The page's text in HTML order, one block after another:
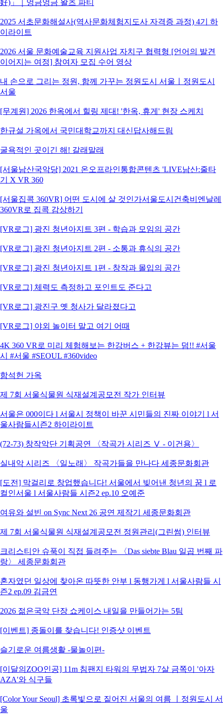
好)」｜엉금엉금 왈츠 파티
2025 서초문화해설사(역사문화체험지도사 자격증 과정) 4기 하
이라이트
2026 서울 문화예술교육 지원사업 자치구 협력형 [언어의 발견
이어지는 여정] 참여자 모집 수어 영상
내 손으로 그리는 정원, 함께 가꾸는 정원도시 서울ㅣ정원도시
서울
[무계원] 2026 한옥에서 힐링 제대! '한옥, 휴게' 현장 스케치
한규설 가옥에서 국민대학교까지 대신답사해드림
굴욕적인 곳이긴 해! 갈래말래
[서울남산국악당] 2021 온오프라인통합콘텐츠 'LIVE남산:줄타
기 X VR 360
[서울집콕 360VR] 어떤 도시에 살 것인가서울도시건축비엔날레
360VR로 집콕 감상하기
[VR로그] 광진 청년아지트 3편 - 학습과 모임의 공간
[VR로그] 광진 청년아지트 2편 - 소통과 휴식의 공간
[VR로그] 광진 청년아지트 1편 - 창작과 몰입의 공간
[VR로그] 체력도 측정하고 포인트도 준다고
[VR로그] 광진구 옛 청사가 달라졌다고
[VR로그] 야외 놀이터 말고 여기 어때
4K 360 VR로 미리 체험해보는 한강버스 + 한강뷰는 덤!! #서울
시 #서울 #SEOUL #360video
함석헌 가옥
제 7회 서울식물원 식재설계공모전 작가 인터뷰
서울은 000이다 l 서울시 정책이 바꾼 시민들의 진짜 이야기 l 서
울사람들시즌2 하이라이트
(72-73) 창작악단 기획공연 〈작곡가 시리즈 Ⅴ - 이건용〉
실내악 시리즈 〈일노래〉 작곡가들을 만나다 세종문화회관
[도전] 막걸리로 창업했습니다! 서울에서 빚어낸 청년의 꿈 l 로
컬인서울 l 서울사람들 시즌2 ep.10 오예준
여유와 설빈 on Sync Next 26 공연 제작기 세종문화회관
제 7회 서울식물원 식재설계공모전 정원관리(그린썸) 인터뷰
크리스티안 슈푹이 직접 들려주는 〈Das siebte Blau 일곱 번째 파
랑〉 세종문화회관
혼자였던 일상에 찾아온 따뜻한 안부 l 동행가게 l 서울사람들 시
즌2 ep.09 김금연
2026 젊은국악 단장 쇼케이스 내일을 만들어가는 5팀
[이벤트] 종돌이를 찾습니다! 인증샷 이벤트
슬기로운 여름생활 -물놀이편-
[이달의ZOO인공] 11m 침팬지 타워의 무법자 7살 금쪽이 '아자
AZA'와 식구들
[Color Your Seoul] 초록빛으로 짙어진 서울의 여름 ㅣ정원도시 서
울